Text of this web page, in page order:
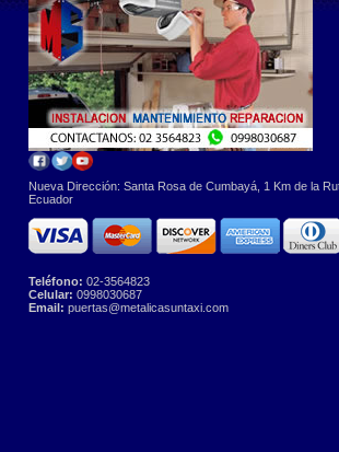
Nueva Dirección: Santa Rosa de Cumbayá, 1 Km de la
Ecuador
Teléfono: 02-3564823
Celular: 0998030687
Email: puertas@metalicasuntaxi.com